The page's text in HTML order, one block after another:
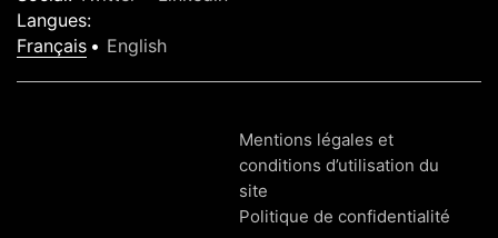
Langues:
Français
English
Mentions légales et
conditions d’utilisation du
site
Politique de confidentialité